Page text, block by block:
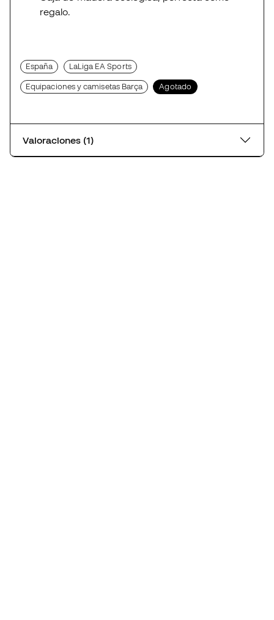
regalo.
España LaLiga EA Sports
Equipaciones y camisetas Barça Agotado
Valoraciones (1)